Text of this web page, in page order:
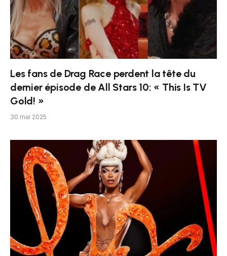
Les fans de Drag Race perdent la tête du
dernier épisode de All Stars 10: « This Is TV
Gold! »
30 mai 2025